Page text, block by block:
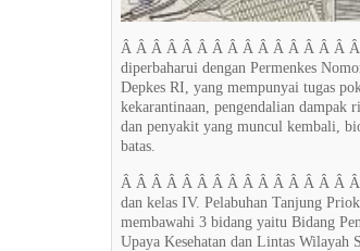
Â Â Â Â Â Â Â Â Â Â Â Â Â Â Â Â
diperbaharui dengan Permenkes
Depkes RI, yang mempunyai tugas
kekarantinaan, pengendalian dampak
dan penyakit yang muncul kembali,
batas.
Â Â Â Â Â Â Â Â Â Â Â Â Â Â Â Â
dan kelas IV. Pelabuhan Tanjung
membawahi 3 bidang yaitu Bidang
Upaya Kesehatan dan Lintas Wilayah